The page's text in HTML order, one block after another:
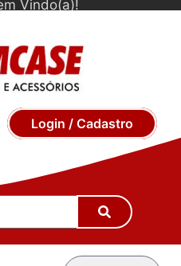
Vindo(a)!
Login / Cadastro